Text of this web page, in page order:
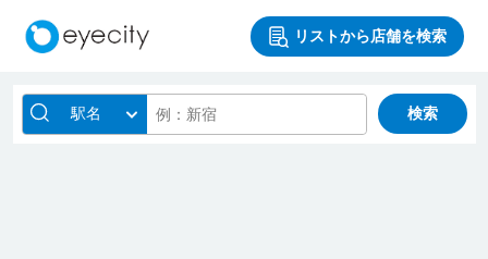
リストから店舗を検索
駅名 検索